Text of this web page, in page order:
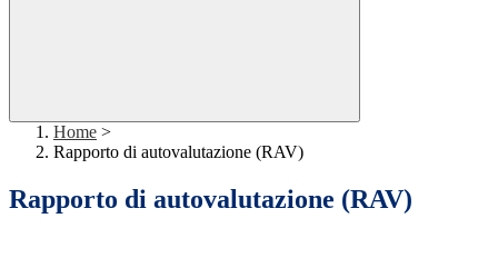
Home >
Rapporto di autovalutazione (RAV)
Rapporto di autovalutazione (RAV)